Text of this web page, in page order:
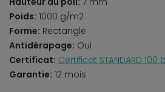
Poids: 1000 g/m2
Forme: Rectangle
Antidérapage: Oui
Certificat: Certificat STANDARD 100
Garantie: 12 mois